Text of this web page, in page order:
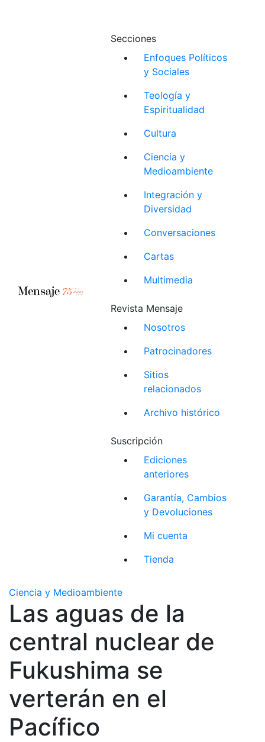
Secciones
Enfoques Políticos
y Sociales
Teología y
Espiritualidad
Cultura
Ciencia y
Medioambiente
Integración y
Diversidad
Conversaciones
Cartas
Multimedia
Revista Mensaje
Nosotros
Patrocinadores
Sitios
relacionados
Archivo histórico
Suscripción
Ediciones
anteriores
Garantía, Cambios
y Devoluciones
Mi cuenta
Tienda
Ciencia y Medioambiente
Las aguas de la
central nuclear de
Fukushima se
verterán en el
Pacífico